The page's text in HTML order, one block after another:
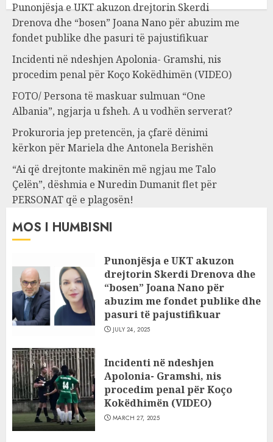
Punonjësja e UKT akuzon drejtorin Skerdi
Drenova dhe “bosen” Joana Nano për abuzim me
fondet publike dhe pasuri të pajustifikuar
Incidenti në ndeshjen Apolonia- Gramshi, nis
procedim penal për Koço Kokëdhimën (VIDEO)
FOTO/ Persona të maskuar sulmuan “One
Albania”, ngjarja u fsheh. A u vodhën serverat?
Prokuroria jep pretencën, ja çfarë dënimi
kërkon për Mariela dhe Antonela Berishën
“Ai që drejtonte makinën më ngjau me Talo
Çelën”, dëshmia e Nuredin Dumanit flet për
PERSONAT që e plagosën!
MOS I HUMBISNI
Punonjësja e UKT akuzon
drejtorin Skerdi Drenova dhe
“bosen” Joana Nano për
abuzim me fondet publike dhe
pasuri të pajustifikuar
JULY 24, 2025
Incidenti në ndeshjen
Apolonia- Gramshi, nis
procedim penal për Koço
Kokëdhimën (VIDEO)
MARCH 27, 2025